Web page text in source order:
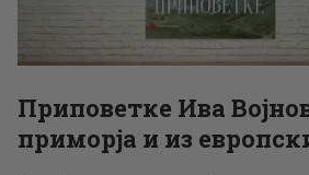
Приповетке Ива
приморја и из